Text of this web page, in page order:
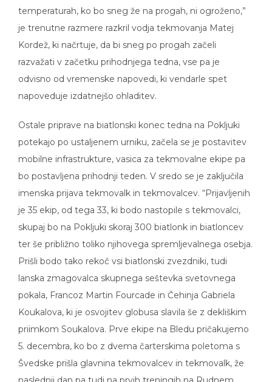
temperaturah, ko bo sneg že na progah, ni ogroženo,”
je trenutne razmere razkril vodja tekmovanja Matej
Kordež, ki načrtuje, da bi sneg po progah začeli
razvažati v začetku prihodnjega tedna, vse pa je
odvisno od vremenske napovedi, ki vendarle spet
napoveduje izdatnejšo ohladitev.
Ostale priprave na biatlonski konec tedna na Pokljuki
potekajo po ustaljenem urniku, začela se je postavitev
mobilne infrastrukture, vasica za tekmovalne ekipe pa
bo postavljena prihodnji teden. V sredo se je zaključila
imenska prijava tekmovalk in tekmovalcev. “Prijavljenih
je 35 ekip, od tega 33, ki bodo nastopile s tekmovalci,
skupaj bo na Pokljuki skoraj 300 biatlonk in biatloncev
ter še približno toliko njihovega spremljevalnega osebja.
Prišli bodo tako rekoč vsi biatlonski zvezdniki, tudi
lanska zmagovalca skupnega seštevka svetovnega
pokala, Francoz Martin Fourcade in Čehinja Gabriela
Koukalova, ki je osvojitev globusa slavila še z dekliškim
priimkom Soukalova. Prve ekipe na Bledu pričakujemo
5. decembra, ko bo z dvema čarterskima poletoma s
Švedske prišla glavnina tekmovalcev in tekmovalk, že